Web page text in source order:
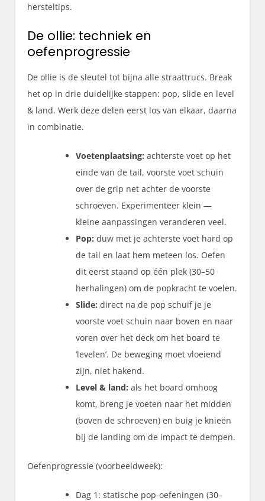
hersteltips.
De ollie: techniek en
oefenprogressie
De ollie is de sleutel tot bijna alle straattrucs. Break
het op in drie duidelijke stappen: pop, slide en level
& land. Werk deze delen eerst los van elkaar, daarna
in combinatie.
Voetenplaatsing: achterste voet op het
einde van de tail, voorste voet schuin
over de grip net achter de voorste
schroeven. Experimenteer klein —
kleine aanpassingen veranderen veel.
Pop: duw met je achterste voet hard op
de tail en laat hem meteen los. Oefen
dit eerst staand op één plek (30–50
herhalingen) om de popkracht te voelen.
Slide: direct na de pop schuif je je
voorste voet schuin naar boven en naar
voren over het deck om het board te
‘levelen’. De beweging moet vloeiend
zijn, niet hakend.
Level & land: als het board omhoog
komt, breng je voeten naar het midden
(boven de schroeven) en buig je knieën
bij de landing om de impact te dempen.
Oefenprogressie (voorbeeldweek):
Dag 1: statische pop-oefeningen (30–